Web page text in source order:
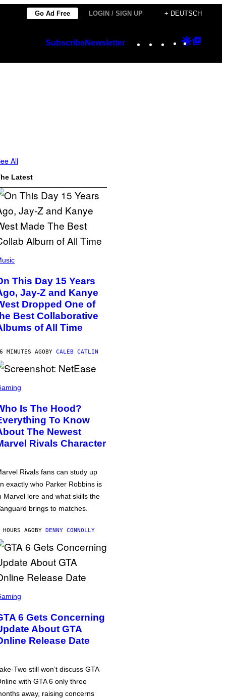
Go Ad Free LOGIN / SIGN UP + DEUTSCH
SubscribeNewsletter Instagram
TikTok
YouTube
Google
All
Latest
This Day 15 Years
Jay-Z and Kanye
Dropped One of
Best Collaborative
of All Time
MINUTES AGOBY CALEB CATLIN
Is The Hood?
To Know
The Newest
Rivals Character
Rivals fans can study up
exactly who Parker Robbins is
Marvel lore and what skills the
brings to matches.
AGOBY DENNY CONNOLLY
6 Gets Concerning
About GTA
Release Date
Two still won’t discuss GTA
with GTA 6 only three
away, raising concerns